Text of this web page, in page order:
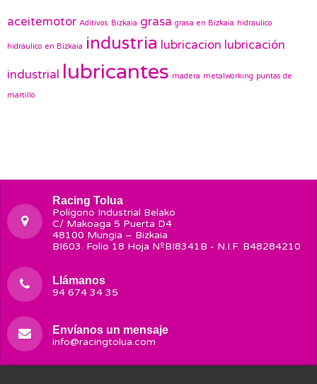
aceitemotor Aditivos Bizkaia grasa grasa en Bizkaia hidraulico
hidráulico en Bizkaia industria lubricacion lubricación
industrial lubricantes madera metalworking puntas de
martillo
Racing Tolua
Polígono Industrial Belako
C/ Makoaga 5 Puerta D4
48100 Mungia – Bizkaia
BI603. Folio 18 Hoja NºBI8341B - N.I.F. B48284210
Llámanos
94 674 34 35
Envíanos un mensaje
info@racingtolua.com